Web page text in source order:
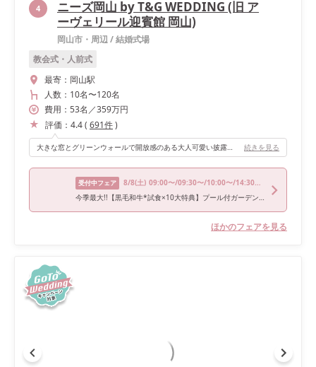
4
岡山市・周辺/結婚式場
ニーズ岡山 by T&G WEDDING (旧 ア
ーヴェリール迎賓館 岡山)
教会式・人前式
最寄： 岡山駅
人数： 10名〜120名
費用： 53名 ／359万円
評価： 4.4( 691件)
大きな窓とグリーンウォールで開放感のある大人可愛い披露宴会場です。入場は、メイン扉、ガーデン、階段の3つから選べるので様々な登場ができて楽しめました！ 大きなプールの付いたガーデンを自由に使えるところが気に入っています。そして、暗くなると素敵にライトアップされるので、午後からの挙式がかなりオススメです♩ 私たちは外が明るい時間にブーケトスやゴムパッチンなどの演出を行い、ライトアップした後はフォトタイムや後撮りに使用しました。 続きを見る
受付中フェア 8/8(土) 09:00〜/09:30〜/10:00〜/14:30〜/18:00〜
今季最大!!【黒毛和牛*試食×10大特典】プール付ガーデン&階段入場ALL体験
ほかのフェアを見る